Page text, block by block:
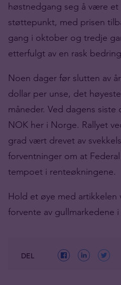
høstnedgang seg å være et
støttepunkt, med prisen
gang i oktober og tredje
etterfulgt av en rask
Noen dager før slutten av
dollar per unse, det
måneder. Ved dagens siste
NOK her i Norge. Rallyet
grad vært drevet av
forventninger om at
tempoet i renteøkningene.
Hold et øye med artikkelen
forvente av gullmarkedene i
DEL